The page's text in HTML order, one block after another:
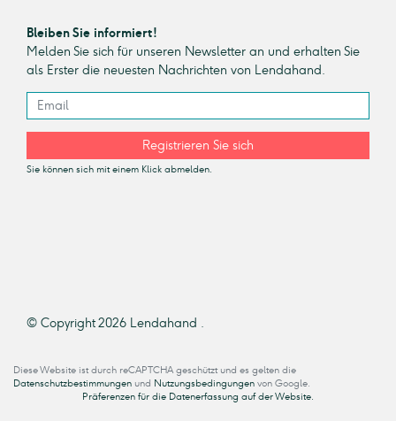
Bleiben Sie informiert!
Melden Sie sich für unseren Newsletter an und erhalten Sie
als Erster die neuesten Nachrichten von Lendahand.
Registrieren Sie sich
Sie können sich mit einem Klick abmelden.
© Copyright 2026 Lendahand .
Diese Website ist durch reCAPTCHA geschützt und es gelten die
Datenschutzbestimmungen und Nutzungsbedingungen von Google.
Präferenzen für die Datenerfassung auf der Website.